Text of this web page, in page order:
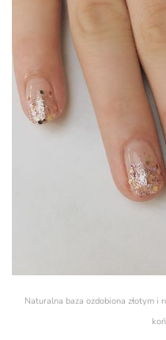
Naturalna baza ozdobiona złotym i